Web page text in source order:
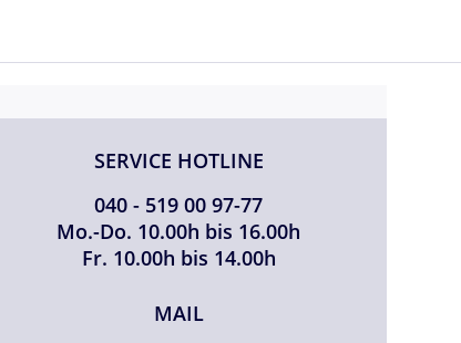
SERVICE HOTLINE
040 - 519 00 97-77
Mo.-Do. 10.00h bis 16.00h
Fr. 10.00h bis 14.00h
MAIL